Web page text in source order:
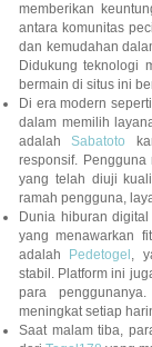
memberikan
antara komunitas
dan kemudahan
Didukung teknologi
bermain di situs ini
Di era modern
dalam memilih
adalahSabatoto
responsif.
yang telah diuji
ramah pengguna,
Dunia hiburan
yang menawarkan
adalah
Pedetogel ,
stabil. Platform ini
para
meningkat setiap
Saat malam tiba,